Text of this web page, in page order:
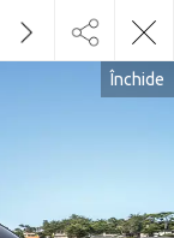
Închide